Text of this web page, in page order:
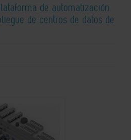
de automatización
de centros de datos de